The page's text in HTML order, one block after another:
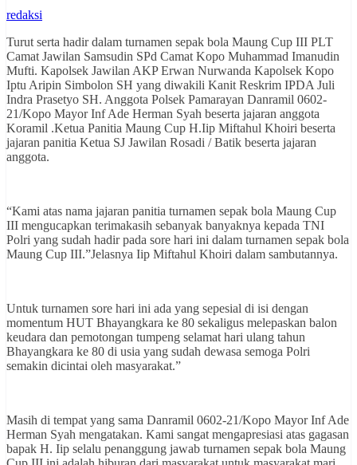
redaksi
Turut serta hadir dalam turnamen sepak bola Maung Cup III PLT
Camat Jawilan Samsudin SPd Camat Kopo Muhammad Imanudin
Mufti. Kapolsek Jawilan AKP Erwan Nurwanda Kapolsek Kopo
Iptu Aripin Simbolon SH yang diwakili Kanit Reskrim IPDA Juli
Indra Prasetyo SH. Anggota Polsek Pamarayan Danramil 0602-
21/Kopo Mayor Inf Ade Herman Syah beserta jajaran anggota
Koramil .Ketua Panitia Maung Cup H.Iip Miftahul Khoiri beserta
jajaran panitia Ketua SJ Jawilan Rosadi / Batik beserta jajaran
anggota.
“Kami atas nama jajaran panitia turnamen sepak bola Maung Cup
III mengucapkan terimakasih sebanyak banyaknya kepada TNI
Polri yang sudah hadir pada sore hari ini dalam turnamen sepak bola
Maung Cup III.”Jelasnya Iip Miftahul Khoiri dalam sambutannya.
Untuk turnamen sore hari ini ada yang sepesial di isi dengan
momentum HUT Bhayangkara ke 80 sekaligus melepaskan balon
keudara dan pemotongan tumpeng selamat hari ulang tahun
Bhayangkara ke 80 di usia yang sudah dewasa semoga Polri
semakin dicintai oleh masyarakat.”
Masih di tempat yang sama Danramil 0602-21/Kopo Mayor Inf Ade
Herman Syah mengatakan. Kami sangat mengapresiasi atas gagasan
bapak H. Iip selalu penanggung jawab turnamen sepak bola Maung